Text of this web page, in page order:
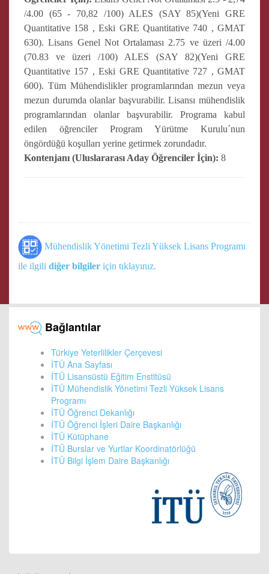
/4.00 (65 - 70,82 /100) ALES (SAY 85)(Yeni GRE
Quantitative 158 , Eski GRE Quantitative 740 , GMAT
630). Lisans Genel Not Ortalaması 2.75 ve üzeri /4.00
(70.83 ve üzeri /100) ALES (SAY 82)(Yeni GRE
Quantitative 157 , Eski GRE Quantitative 727 , GMAT
600). Tüm Mühendislikler programlarından mezun veya
mezun durumda olanlar başvurabilir. Lisansı mühendislik
programlarından olanlar başvurabilir. Programa kabul
edilen öğrenciler Program Yürütme Kurulu´nun
öngördüğü koşulları yerine getirmek zorundadır.
Kontenjanı (Uluslararası Aday Öğrenciler İçin): 8
Mühendislik Yönetimi Tezli Yüksek Lisans Programı
ile ilgili diğer bilgiler için tıklayınız.
Bağlantılar
Türkiye Yeterlilikler Çerçevesi
İTÜ Ana Sayfası
İTÜ Lisansüstü Eğitim Enstitüsü
İTÜ Mühendislik Yönetimi Tezli Yüksek Lisans
Programı
İTÜ Öğrenci Dekanlığı
İTÜ Öğrenci İşleri Daire Başkanlığı
İTÜ Kütüphane
İTÜ Burslar ve Yurtlar Koordinatörlüğü
İTÜ Bilgi İşlem Daire Başkanlığı